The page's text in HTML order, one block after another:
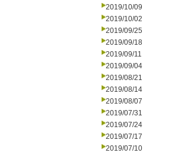
2019/10/09
2019/10/02
2019/09/25
2019/09/18
2019/09/11
2019/09/04
2019/08/21
2019/08/14
2019/08/07
2019/07/31
2019/07/24
2019/07/17
2019/07/10